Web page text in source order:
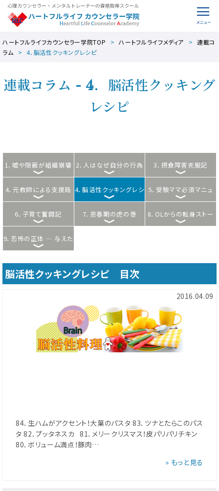
ハートフルライフカウンセラー学院TOP ハートフルライフメディア
連載コ
ラム
4．脳活性クッキングレシピ
連載コラム - 4．脳活性クッキング
レシピ
1．嘘や隠蔽が組織崩壊
【ビジネス心理学】
2．人はなぜ自分の行為
を正しいと思い込めるの
か
3．摂食障害克服記
4．元教師による支援局
[教師＆保護者向け]
4．脳活性クッキングレシ
ピ
5．受験ママ必須マニュ
アル(ママ向け)
6．子育て奮闘記 7．思春期の虎の巻 8．OLからの転身ストー
9．恐怖の正体 ― 与えた
痛みは、必ず還る
脳活性クッキングレシピ 目次
2016.04.09
84．生ハムがアクセント！大葉のパスタ 83．ツナとたらこのパス
タ 82．プッタネスカ 81．メリークリスマス！皮パリパリチキン
80．ボリューム満点！豚肉…
» もっと見る